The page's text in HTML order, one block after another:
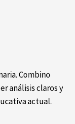
Combino
análisis claros y
actual.